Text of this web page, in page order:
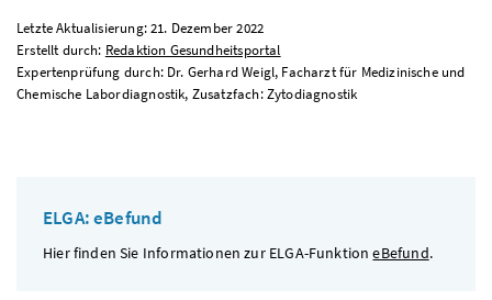
Letzte Aktualisierung: 21. Dezember 2022
Erstellt durch: Redaktion Gesundheitsportal
Expertenprüfung durch: Dr. Gerhard Weigl, Facharzt für Medizinische und
Chemische Labordiagnostik, Zusatzfach: Zytodiagnostik
ELGA: eBefund
Hier finden Sie Informationen zur ELGA-FunktioneBefund.